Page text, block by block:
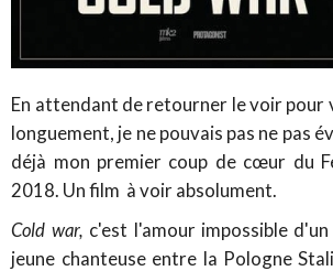
En attendant de retourner le voir pour
longuement, je ne pouvais pas ne pas
déjà mon premier coup de cœur du
2018. Un film à voir absolument.
Cold war, c'est l'amour impossible
jeune chanteuse entre la Pologne